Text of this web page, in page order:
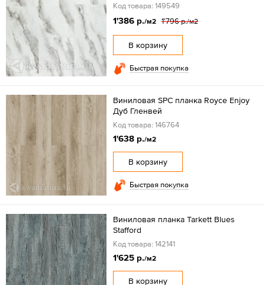
Код товара: 149549
1'386 р./м2 1'796 р./м2
В корзину
Быстрая покупка
Виниловая SPC планка Royce Enjoy
Дуб Гленвей
Код товара: 146764
1'638 р./м2
В корзину
Быстрая покупка
Виниловая планка Tarkett Blues
Stafford
Код товара: 142141
1'625 р./м2
В корзину